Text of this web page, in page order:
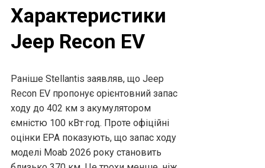
Характеристики
Jeep Recon EV
Раніше Stellantis заявляв, що Jeep
Recon EV пропонує орієнтовний запас
ходу до 402 км з акумулятором
ємністю 100 кВт·год. Проте офіційні
оцінки EPA показують, що запас ходу
моделі Moab 2026 року становить